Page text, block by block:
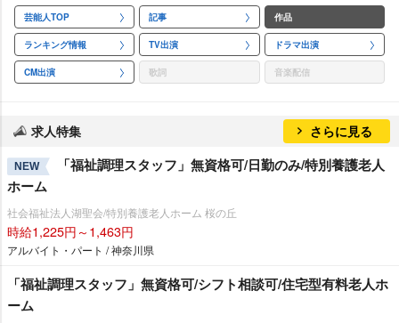
芸能人TOP 記事 作品
ランキング情報 TV出演 ドラマ出演
CM出演 歌詞 音楽配信
求人特集 さらに見る
NEW
「福祉調理スタッフ」無資格可/日勤のみ/特別養護老人
ホーム
社会福祉法人湖聖会/特別養護老人ホーム 桜の丘
時給1,225円～1,463円
アルバイト・パート / 神奈川県
「福祉調理スタッフ」無資格可/シフト相談可/住宅型有料老人ホ
ーム